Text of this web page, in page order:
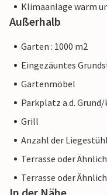
Klimaanlage warm
Außerhalb
Garten : 1000 m2
Eingezäuntes
Gartenmöbel
Parkplatz a.d.
Grill
Anzahl der
Terrasse oder
Terrasse oder